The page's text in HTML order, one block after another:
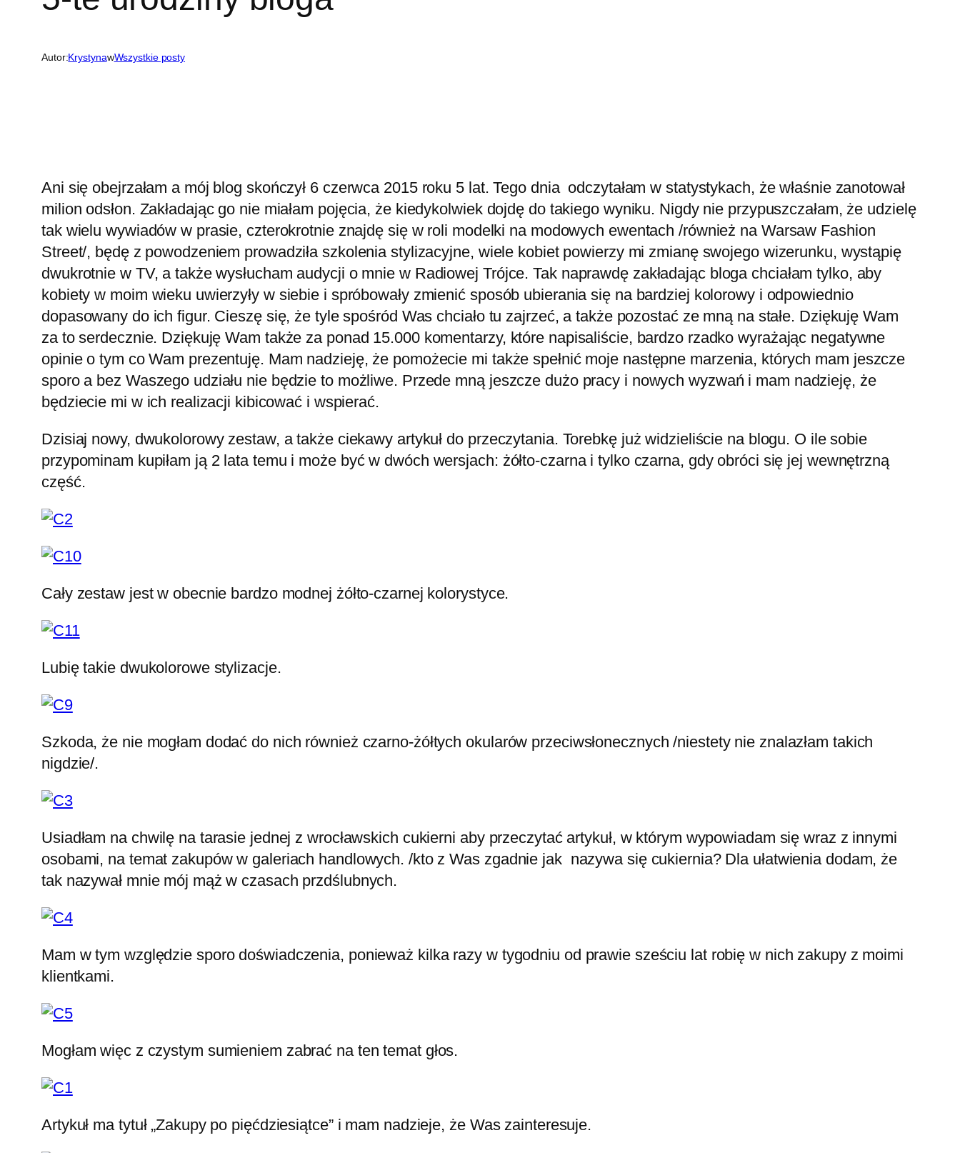
Autor:KrystynawWszystkie posty
Ani się obejrzałam a mój blog skończył 6 czerwca 2015 roku 5 lat. Tego dnia odczytałam w statystykach, że właśnie zanotował
milion odsłon. Zakładając go nie miałam pojęcia, że kiedykolwiek dojdę do takiego wyniku. Nigdy nie przypuszczałam, że udzielę
tak wielu wywiadów w prasie, czterokrotnie znajdę się w roli modelki na modowych ewentach /również na Warsaw Fashion
Street/, będę z powodzeniem prowadziła szkolenia stylizacyjne, wiele kobiet powierzy mi zmianę swojego wizerunku, wystąpię
dwukrotnie w TV, a także wysłucham audycji o mnie w Radiowej Trójce. Tak naprawdę zakładając bloga chciałam tylko, aby
kobiety w moim wieku uwierzyły w siebie i spróbowały zmienić sposób ubierania się na bardziej kolorowy i odpowiednio
dopasowany do ich figur. Cieszę się, że tyle spośród Was chciało tu zajrzeć, a także pozostać ze mną na stałe. Dziękuję Wam
za to serdecznie. Dziękuję Wam także za ponad 15.000 komentarzy, które napisaliście, bardzo rzadko wyrażając negatywne
opinie o tym co Wam prezentuję. Mam nadzieję, że pomożecie mi także spełnić moje następne marzenia, których mam jeszcze
sporo a bez Waszego udziału nie będzie to możliwe. Przede mną jeszcze dużo pracy i nowych wyzwań i mam nadzieję, że
będziecie mi w ich realizacji kibicować i wspierać.
Dzisiaj nowy, dwukolorowy zestaw, a także ciekawy artykuł do przeczytania. Torebkę już widzieliście na blogu. O ile sobie
przypominam kupiłam ją 2 lata temu i może być w dwóch wersjach: żółto-czarna i tylko czarna, gdy obróci się jej wewnętrzną
część.
Cały zestaw jest w obecnie bardzo modnej żółto-czarnej kolorystyce.
Lubię takie dwukolorowe stylizacje.
Szkoda, że nie mogłam dodać do nich również czarno-żółtych okularów przeciwsłonecznych /niestety nie znalazłam takich
nigdzie/.
Usiadłam na chwilę na tarasie jednej z wrocławskich cukierni aby przeczytać artykuł, w którym wypowiadam się wraz z innymi
osobami, na temat zakupów w galeriach handlowych. /kto z Was zgadnie jak nazywa się cukiernia? Dla ułatwienia dodam, że
tak nazywał mnie mój mąż w czasach przdślubnych.
Mam w tym względzie sporo doświadczenia, ponieważ kilka razy w tygodniu od prawie sześciu lat robię w nich zakupy z moimi
klientkami.
Mogłam więc z czystym sumieniem zabrać na ten temat głos.
Artykuł ma tytuł „Zakupy po pięćdziesiątce” i mam nadzieje, że Was zainteresuje.